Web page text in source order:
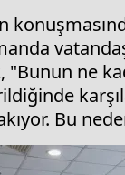
"Bunun ne
Bu